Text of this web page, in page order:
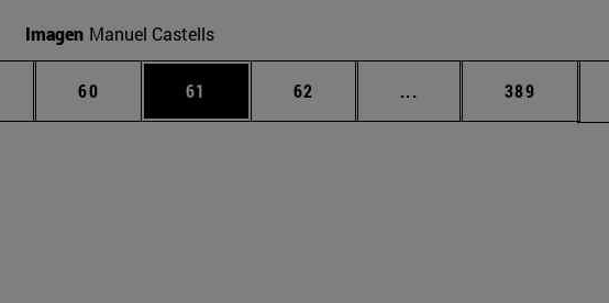
Imagen Manuel Castells
Páginas intermedias Use TAB para desplazarse.
Página
60 Página
61 Página
62 ... Páginas intermedias
Página
389